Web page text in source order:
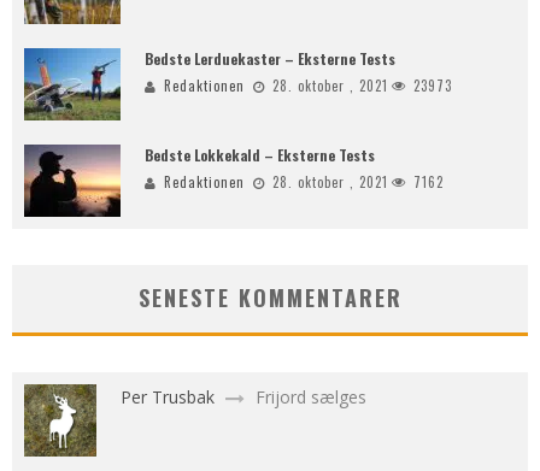
Bedste Lerduekaster – Eksterne Tests
Redaktionen 28. oktober , 2021 23973
Bedste Lokkekald – Eksterne Tests
Redaktionen 28. oktober , 2021 7162
SENESTE KOMMENTARER
Per Trusbak Frijord sælges